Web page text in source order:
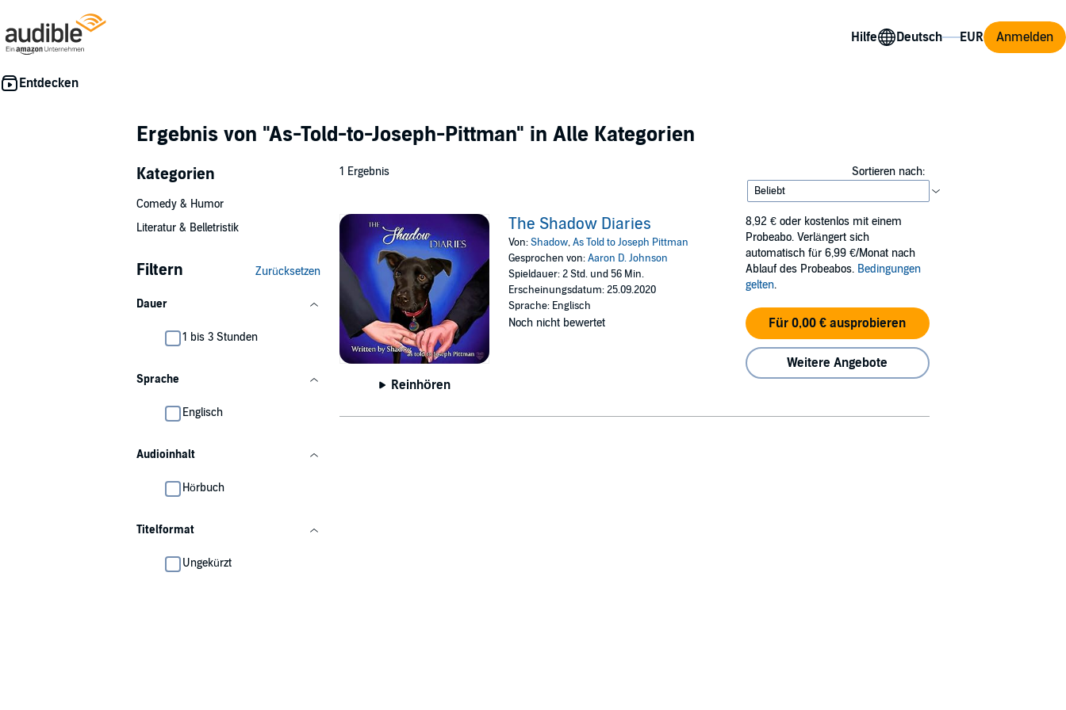
Hilfe Anmelden
Ergebnis von "As-Told-to-Joseph-Pittman" in Alle Kategorien
Kategorien
Comedy & Humor
Literatur & Belletristik
Filtern Zurücksetzen
Dauer
1 bis 3 Stunden
Sprache
Englisch
Audioinhalt
Hörbuch
Titelformat
Ungekürzt
1 Ergebnis Sortieren nach:
Reinhören
The Shadow Diaries
Von:Shadow,As Told to Joseph Pittman
Gesprochen von:Aaron D. Johnson
Spieldauer: 2 Std. und 56 Min.
Erscheinungsdatum: 25.09.2020
Sprache: Englisch
Noch nicht bewertet
8,92 € oder kostenlos mit einem
Probeabo. Verlängert sich
automatisch für 6,99 €/Monat nach
Ablauf des Probeabos. Bedingungen
gelten.
Für 0,00 € ausprobieren
Weitere Angebote